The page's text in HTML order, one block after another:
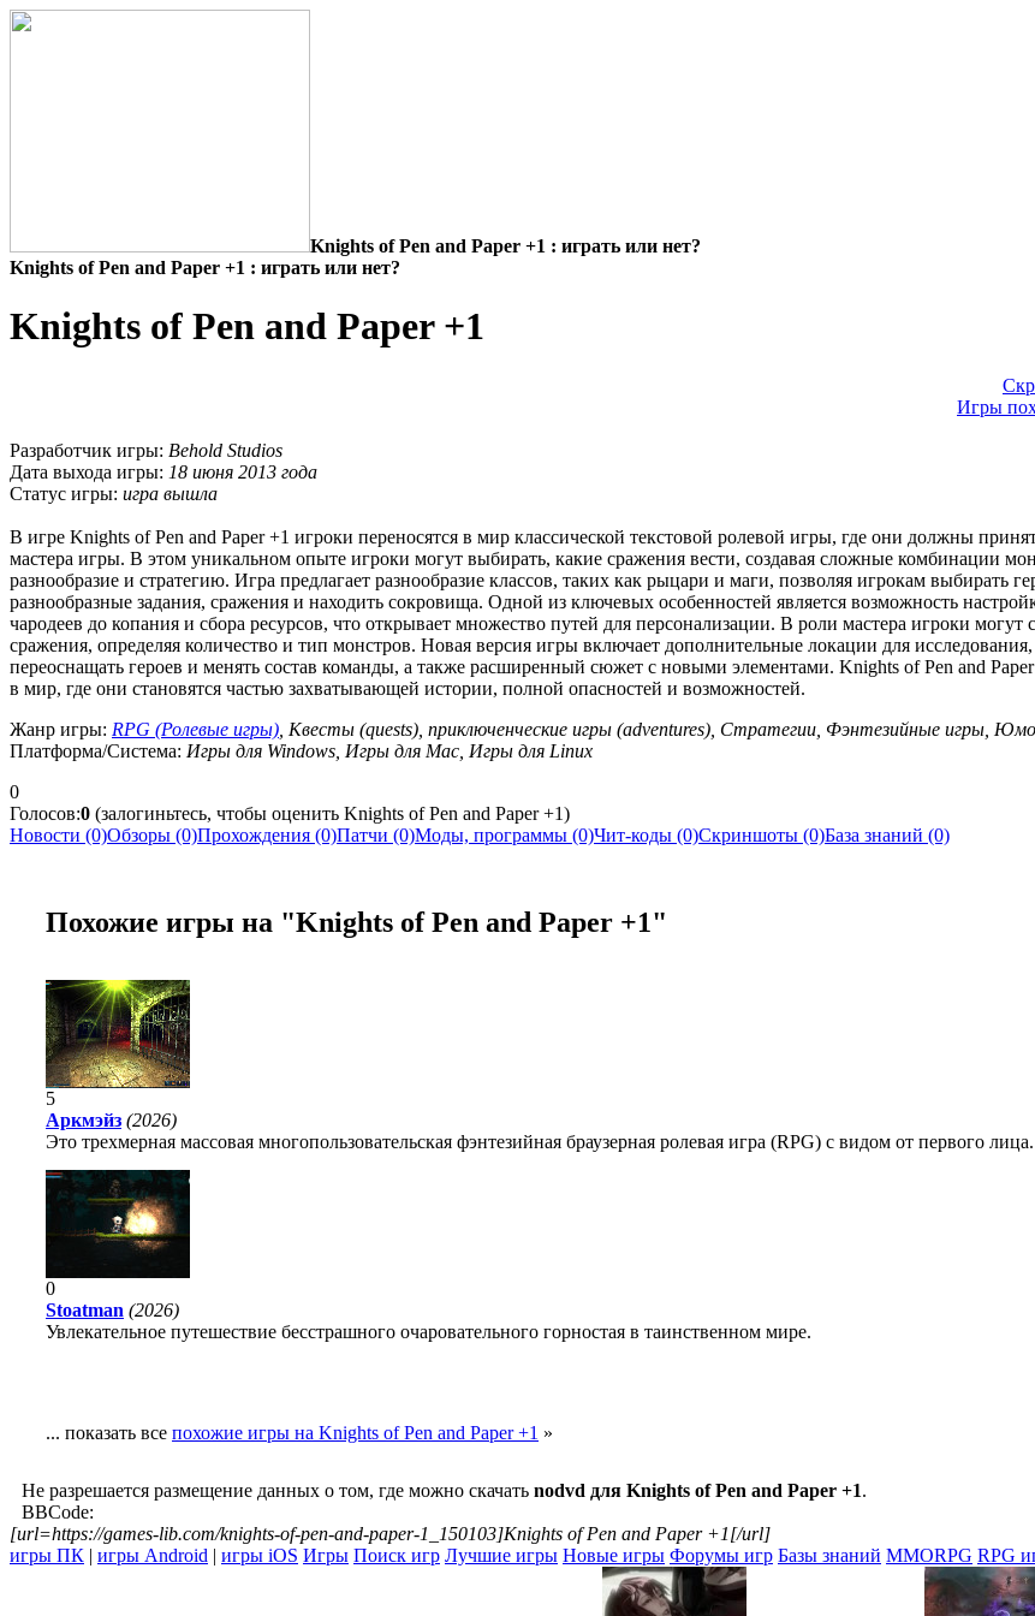
Knights of Pen and Paper +1 : играть или нет?
Knights of Pen and Paper +1 : играть или нет?
Knights of Pen and Paper +1
Игры
Разработчик игры: Behold Studios
Дата выхода игры: 18 июня 2013 года
Статус игры: игра вышла
В игре Knights of Pen and Paper +1 игроки переносятся в мир классической текстовой ролевой игры, где они должны
мастера игры. В этом уникальном опыте игроки могут выбирать, какие сражения вести, создавая сложные комбинации
разнообразие и стратегию. Игра предлагает разнообразие классов, таких как рыцари и маги, позволяя игрокам выбирать
разнообразные задания, сражения и находить сокровища. Одной из ключевых особенностей является возможность
чародеев до копания и сбора ресурсов, что открывает множество путей для персонализации. В роли мастера игроки могут
сражения, определяя количество и тип монстров. Новая версия игры включает дополнительные локации для
переоснащать героев и менять состав команды, а также расширенный сюжет с новыми элементами. Knights of Pen and Paper
в мир, где они становятся частью захватывающей истории, полной опасностей и возможностей.
Жанр игры: RPG (Ролевые игры) , Квесты (quests), приключенческие игры (adventures), Стратегии, Фэнтезийные игры,
Платформа/Система: Игры для Windows, Игры для Mac, Игры для Linux
0
Голосов:0 (залогиньтесь, чтобы оценить Knights of Pen and Paper +1)
Новости (0)Обзоры (0)Прохождения (0)Патчи (0)Моды, программы (0)Чит-коды (0)Скриншоты (0)База знаний (0)
Похожие игры на "Knights of Pen and Paper +1"
5
Аркмэйз (2026)
Это трехмерная массовая многопользовательская фэнтезийная браузерная ролевая игра (RPG) с видом от первого лица.
0
Stoatman (2026)
Увлекательное путешествие бесстрашного очаровательного горностая в таинственном мире.
... показать все похожие игры на Knights of Pen and Paper +1 »
Не разрешается размещение данных о том, где можно скачать nodvd для Knights of Pen and Paper +1.
BBCode:
[url=https://games-lib.com/knights-of-pen-and-paper-1_150103]Knights of Pen and Paper +1[/url]
игры ПК | игры Android | игры iOS Игры Поиск игр Лучшие игры Новые игры Форумы игр Базы знаний MMORPG RPG